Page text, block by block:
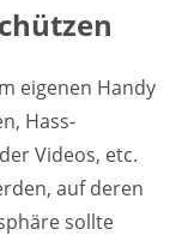
eigenen Handy
Hass-
Videos, etc.
auf deren
sollte